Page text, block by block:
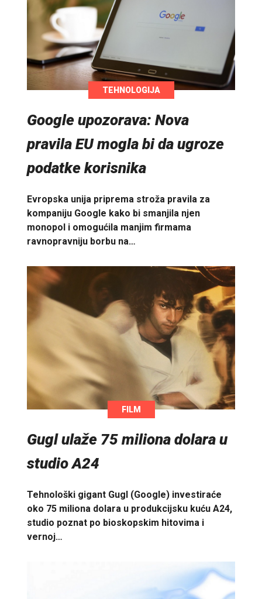
TEHNOLOGIJA
Google upozorava: Nova
pravila EU mogla bi da ugroze
podatke korisnika
Evropska unija priprema stroža pravila za
kompaniju Google kako bi smanjila njen
monopol i omogućila manjim firmama
ravnopravniju borbu na…
FILM
Gugl ulaže 75 miliona dolara u
studio A24
Tehnološki gigant Gugl (Google) investiraće
oko 75 miliona dolara u produkcijsku kuću A24,
studio poznat po bioskopskim hitovima i
vernoj…